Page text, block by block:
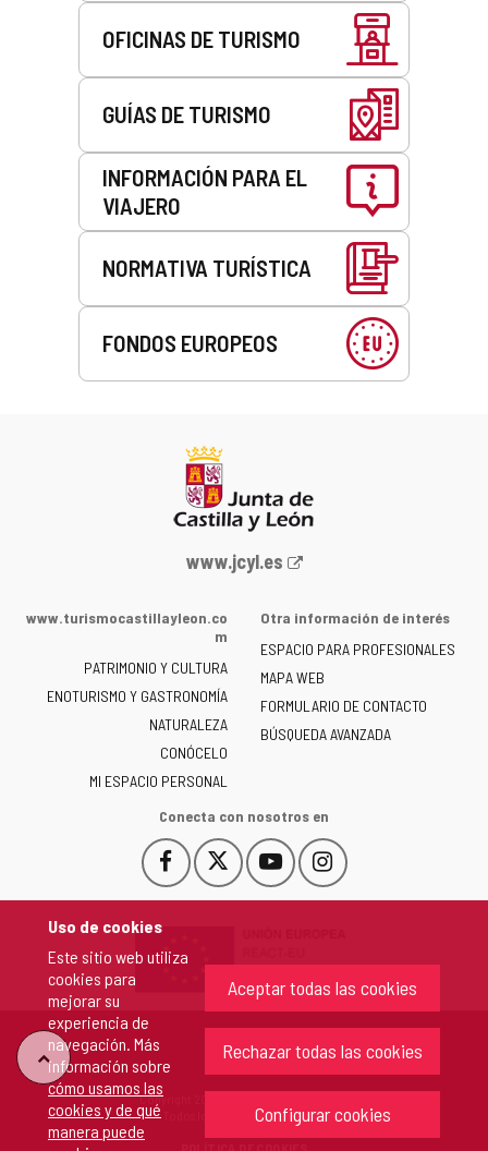
Uso de cookies
Este sitio web utiliza
cookies para
mejorar su
experiencia de
navegación. Más
información sobre
cómo usamos las
cookies y de qué
manera puede
Aceptar todas las cookies
Rechazar todas las cookies
Configurar cookies
OFICINAS DE TURISMO
GUÍAS DE TURISMO
INFORMACIÓN PARA EL
VIAJERO
NORMATIVA TURÍSTICA
FONDOS EUROPEOS
Portal
la
de
Castilla
y
León
-
www.jcyl.es
www.turismocastillayleon.co
m
PATRIMONIO Y CULTURA
ENOTURISMO Y GASTRONOMÍA
NATURALEZA
CONÓCELO
MI ESPACIO PERSONAL
Otra información de interés
ESPACIO PARA PROFESIONALES
MAPA WEB
FORMULARIO DE CONTACTO
BÚSQUEDA AVANZADA
Conecta con nosotros en
Facebook
Este
enlace
en
nueva.
Este
enlace
una
ventana
nueva.
YouTube
Este
enlace
una
ventana
nueva.
Instagram
Este
enlace
una
ventana
nueva.
"Volver
arriba"
Copyright 2026 - Junta de Castilla y León
Todos los derechos reservados.